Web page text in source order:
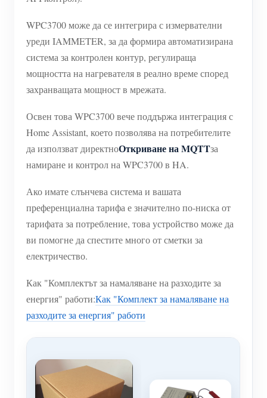
Домашна автоматизация
Фабричен енергиен мониторинг
Обучително видео
ЧЗВ
Новини
Блогове
Разгледайте
Програма за награди
Контакт
WPC3700 може да се интегрира с измервателни
уреди IAMMETER, за да формира автоматизирана
система за контролен контур, регулираща
мощността на нагревателя в реално време според
захранващата мощност в мрежата.
Освен това WPC3700 вече поддържа интеграция с
Home Assistant, което позволява на потребителите
да използват директноОткриване на MQTTза
намиране и контрол на WPC3700 в HA.
Ако имате слънчева система и вашата
преференциална тарифа е значително по-ниска от
тарифата за потребление, това устройство може да
ви помогне да спестите много от сметки за
електричество.
Как "Комплектът за намаляване на разходите за
енергия" работи:Как "Комплект за намаляване на
разходите за енергия" работи